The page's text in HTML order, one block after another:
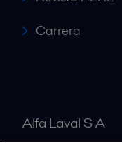
Carrera
Alfa Laval S A